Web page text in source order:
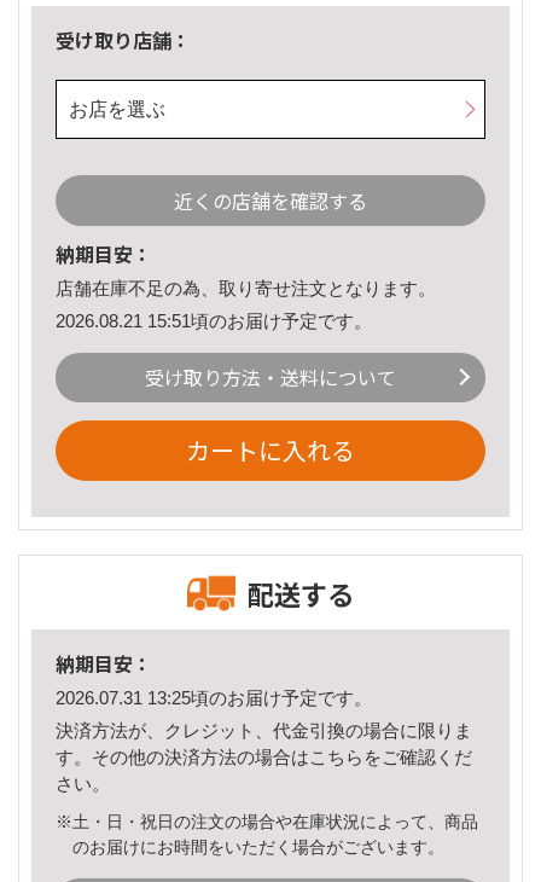
受け取り店舗：
お店を選ぶ
近くの店舗を確認する
納期目安：
店舗在庫不足の為、取り寄せ注文となります。
2026.08.21 15:51頃のお届け予定です。
受け取り方法・送料について
カートに入れる
配送する
納期目安：
2026.07.31 13:25頃のお届け予定です。
決済方法が、クレジット、代金引換の場合に限りま
す。その他の決済方法の場合はこちら をご確認くだ
さい。
※土・日・祝日の注文の場合や在庫状況によって、商品
のお届けにお時間をいただく場合がございます。